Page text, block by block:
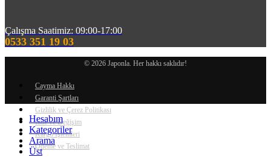
Çalışma Saatimiz: 09:00-17:00
0533 351 19 03
© 2026 Japonla. Her hakkı saklıdır!
Cayma Hakkı
Garanti Şartları
Gizlilik ve Çerez Politikası
İade ve Değişim
Kargo İşlemleri
Ödeme ve Teslimat
Hesabım
Kategoriler
Arama
Üst